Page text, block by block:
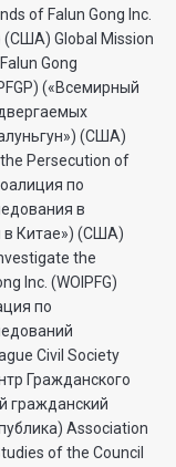
of Falun Gong Inc.
(США) Global Mission
Gong
(«Всемирный
(США)
Persecution of
по
в
в Китае») (США)
the
Inc. (WOIPFG)
по
Civil Society
Гражданского
гражданский
Association
of the Council